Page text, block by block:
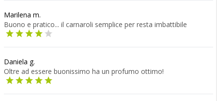
Marilena m.
Buono e pratico... il carnaroli semplice per resta imbattibile
Daniela g.
Oltre ad essere buonissimo ha un profumo ottimo!